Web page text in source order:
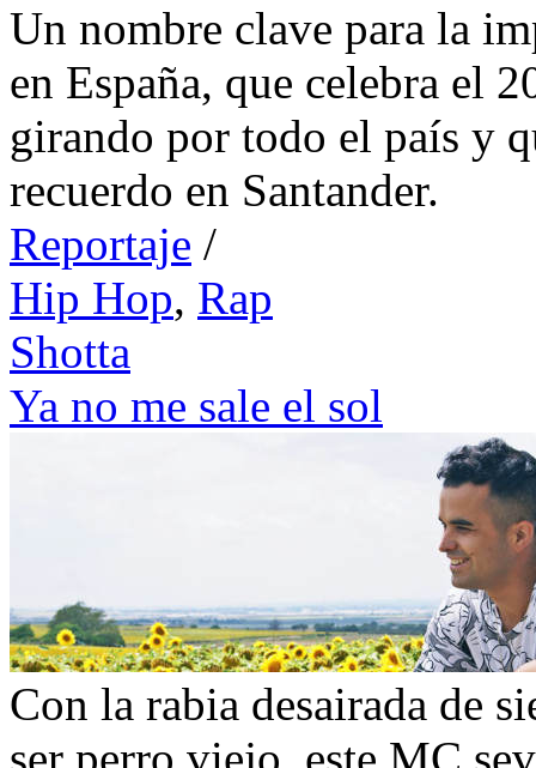
Un nombre clave para la
en España, que celebra el
girando por todo el país y
recuerdo en Santander.
Reportaje /
Hip Hop, Rap
Shotta
Ya no me sale el sol
Con la rabia desairada de
ser perro viejo, este MC